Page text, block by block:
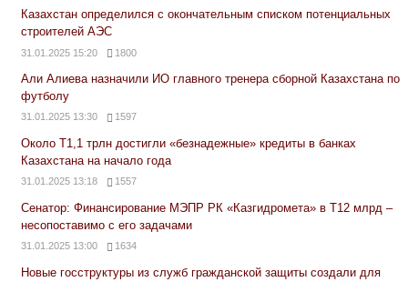
Казахстан определился с окончательным списком потенциальных
строителей АЭС
31.01.2025 15:20 1800
Али Алиева назначили ИО главного тренера сборной Казахстана по
футболу
31.01.2025 13:30 1597
Около Т1,1 трлн достигли «безнадежные» кредиты в банках
Казахстана на начало года
31.01.2025 13:18 1557
Сенатор: Финансирование МЭПР РК «Казгидромета» в Т12 млрд –
несопоставимо с его задачами
31.01.2025 13:00 1634
Новые госструктуры из служб гражданской защиты создали для